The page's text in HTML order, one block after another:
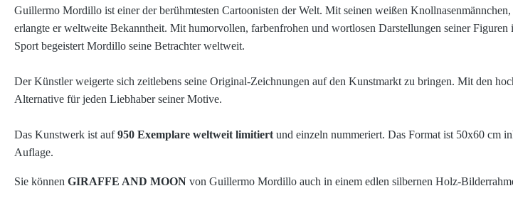
Guillermo Mordillo ist einer der berühmtesten Cartoonisten der Welt. Mit seinen weißen
erlangte er weltweite Bekanntheit. Mit humorvollen, farbenfrohen und wortlosen Darstellungen seiner
Sport begeistert Mordillo seine Betrachter weltweit.
Der Künstler weigerte sich zeitlebens seine Original-Zeichnungen auf den Kunstmarkt zu bringen. Mit den
Alternative für jeden Liebhaber seiner Motive.
Das Kunstwerk ist auf950 Exemplare weltweit limitiert und einzeln nummeriert. Das Format ist 50x60 cm
Auflage.
Sie können GIRAFFE AND MOON von Guillermo Mordillo auch in einem edlen silbernen Holz-